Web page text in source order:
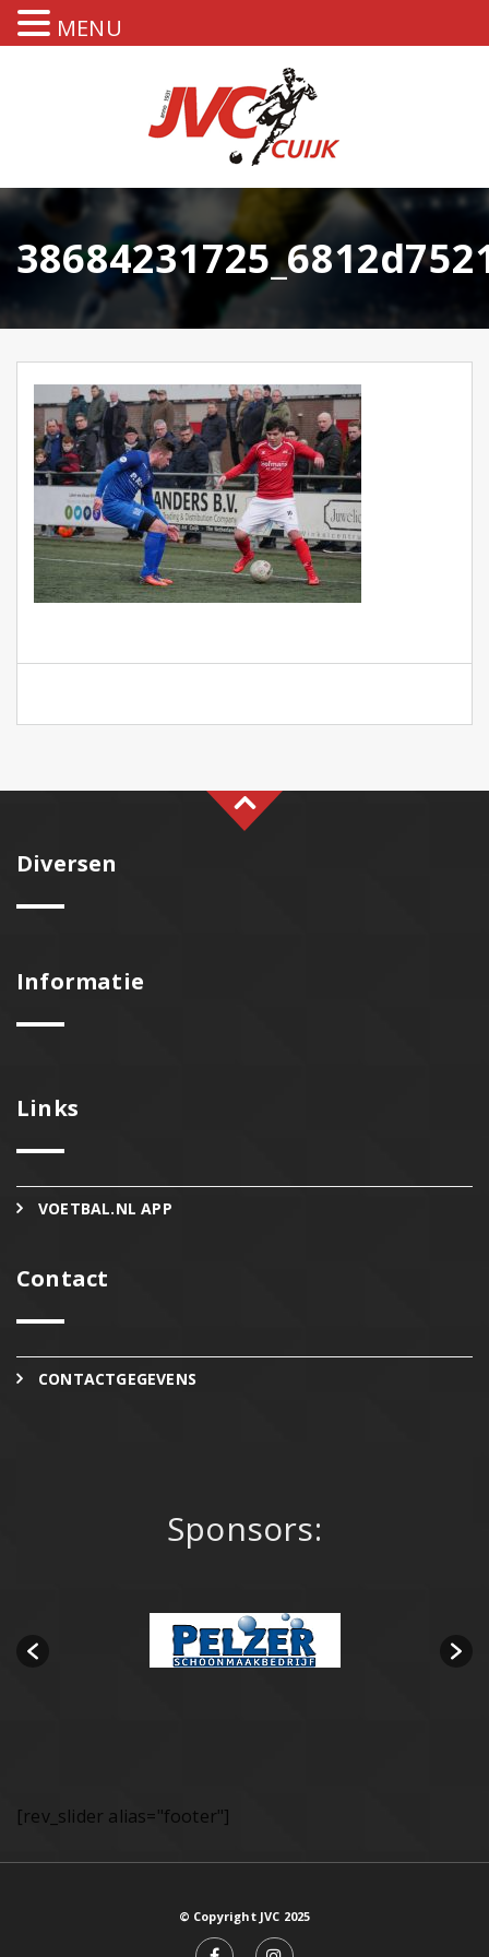
Diversen
Informatie
Links
VOETBAL.NL APP
Contact
CONTACTGEGEVENS
Sponsors:
[rev_slider alias="footer"]
© Copyright JVC 2025
MENU